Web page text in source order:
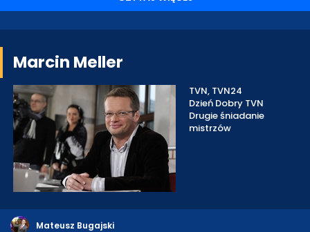
Marcin Meller
TVN, TVN24
Dzień Dobry TVN
Drugie śniadanie
mistrzów
Mateusz Bugajski